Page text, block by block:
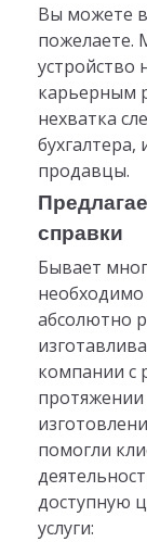
Вы можете
пожелаете.
устройство
карьерным
нехватка
продавцы.
справки
Бывает
необходимо
абсолютно
компании с
протяжении
помогли
доступную
услуги: